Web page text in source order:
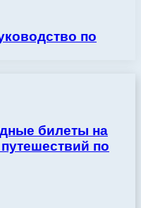
по
билеты на
по